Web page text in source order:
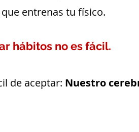
entrenas tu físico.
hábitos no es fácil.
de aceptar: Nuestro